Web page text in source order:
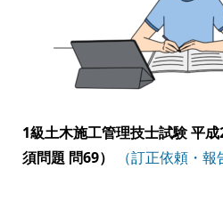
1級土木施工管理技士試験 平
須問題 問69）
（訂正依頼・報